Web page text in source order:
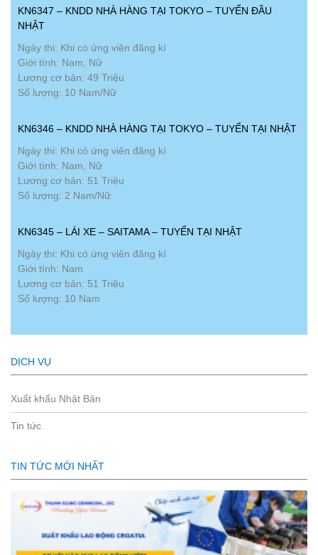
KN6347 – KNDD NHÀ HÀNG TẠI TOKYO – TUYỂN ĐẦU
NHẬT
Ngày thi: Khi có ứng viên đăng kí
Giới tính: Nam, Nữ
Lương cơ bản: 49 Triệu
Số lượng: 10 Nam/Nữ
KN6346 – KNDD NHÀ HÀNG TẠI TOKYO – TUYỂN TẠI NHẬT
Ngày thi: Khi có ứng viên đăng kí
Giới tính: Nam, Nữ
Lương cơ bản: 51 Triệu
Số lượng: 2 Nam/Nữ
KN6345 – LÁI XE – SAITAMA – TUYỂN TẠI NHẬT
Ngày thi: Khi có ứng viên đăng kí
Giới tính: Nam
Lương cơ bản: 51 Triệu
Số lượng: 10 Nam
DỊCH VỤ
Xuất khẩu Nhật Bản
Tin tức
TIN TỨC MỚI NHẤT